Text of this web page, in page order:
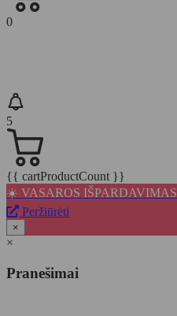
0
5
{{ cartProductCount }}
☀️ VASAROS IŠPARDAVIMAS
Peržiūrėti
×
×
Pranešimai